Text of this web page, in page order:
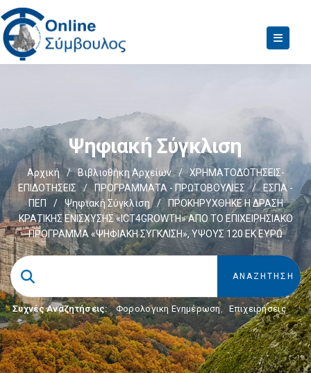
Ψηφιακή Σύγκλιση
Αρχική / Βιβλιοθήκη Αρχείων /
ΧΡΗΜΑΤΟΔΟΤΗΣΕΙΣ-
ΕΠΙΔΟΤΗΣΕΙΣ
/ ΠΡΟΓΡΑΜΜΑΤΑ - ΠΡΩΤΟΒΟΥΛΙΕΣ /
ΕΣΠΑ -
ΠΕΠ
/ Ψηφιακή Σύγκλιση /
ΠΡΟΚΗΡΥΧΘΗΚΕ Η ΔΡΑΣΗ
ΚΡΑΤΙΚΗΣ ΕΝΙΣΧΥΣΗΣ «ICT4GROWTH» ΑΠΟ ΤΟ ΕΠΙΧΕΙΡΗΣΙΑΚΟ
ΠΡΟΓΡΑΜΜΑ «ΨΗΦΙΑΚΗ ΣΥΓΚΛΙΣΗ», ΥΨΟΥΣ 120 ΕΚ ΕΥΡΩ
Συχνές Αναζητήσεις: Φορολογικη Ενημέρωση, Επιχειρήσεις